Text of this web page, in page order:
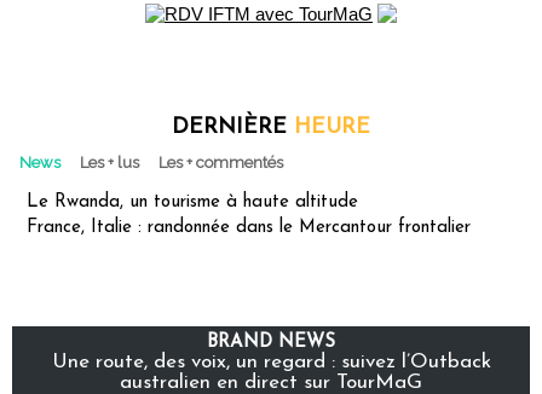
DERNIÈRE HEURE
News Les + lus Les + commentés
Le Rwanda, un tourisme à haute altitude
France, Italie : randonnée dans le Mercantour frontalier
BRAND NEWS
Une route, des voix, un regard : suivez l’Outback
australien en direct sur TourMaG